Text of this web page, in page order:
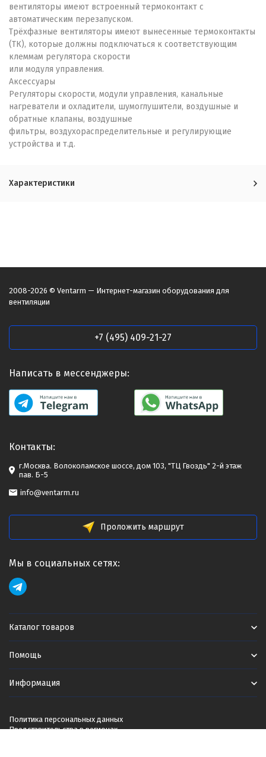
вентиляторы имеют встроенный термоконтакт с
автоматическим перезапуском.
Трёхфазные вентиляторы имеют вынесенные термоконтакты
(ТК), которые должны подключаться к соответствующим
клеммам регулятора скорости
или модуля управления.
Аксессуары
Регуляторы скорости, модули управления, канальные
нагреватели и охладители, шумоглушители, воздушные и
обратные клапаны, воздушные
фильтры, воздухораспределительные и регулирующие
устройства и т.д.
Характеристики
2008-2026 © Ventarm — Интернет-магазин оборудования для
вентиляции
+7 (495) 409-21-27
Написать в мессенджеры:
Контакты:
г.Москва. Волоколамское шоссе, дом 103, "ТЦ Гвоздь" 2-й этаж
пав. Б-5
info@ventarm.ru
Проложить маршрут
Мы в социальных сетях:
Каталог товаров
Помощь
Информация
Политика персональных данных
Представительства в регионах